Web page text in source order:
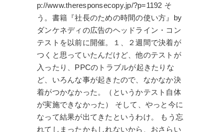
p://www.theresponsecopy.jp/?p=1192 そ
う。書籍『社長のための時間の使い方』by
ダンケネディの広告のヘッドライン・コン
テストを以前に開催。１、２週間で決着が
つくと思っていたんだけど、他のテストが
入ったり、PPCのトラブルが起きたりな
ど、いろんな事が起きたので、なかなか決
着がつかなかった。（というかテスト自体
が実施できなかった） そして、やっと今に
なって結果が出てきたというわけ。 もう忘
れてしまったかもしれないから、おさらい